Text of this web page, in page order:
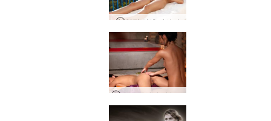
영적 선셋 마사지
요니 마사지 - 볼륨 1